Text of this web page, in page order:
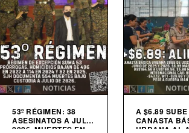
53º RÉGIMEN: 38
ASESINATOS A JULIO
2026. MUERTES EN
A $6.89 SUBE
CANASTA
URBANA AL